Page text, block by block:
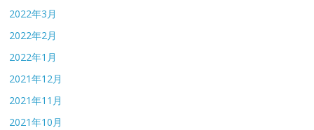
2022年3月
2022年2月
2022年1月
2021年12月
2021年11月
2021年10月